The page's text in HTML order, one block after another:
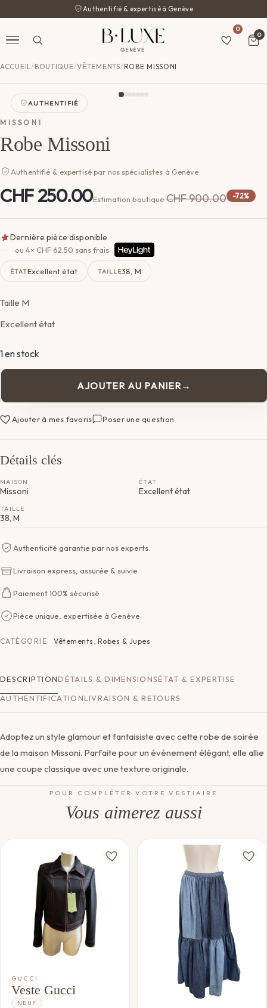
Authentifié & expertisé à Genève
0
0
ACCUEIL/ BOUTIQUE/VÊTEMENTS/ROBE MISSONI
AUTHENTIFIÉ
MISSONI
Robe Missoni
Authentifié & expertisé par nos spécialistes à Genève
CHF250.00Estimation boutique CHF900.00 -72%
Dernière pièce disponible
ou 4× CHF 62.50 sans frais
ÉTATExcellent état TAILLE38, M
Taille M
Excellent état
1 en stock
de
Robe
Missoni
AJOUTER AU PANIER
Ajouter à mes favoris Poser une question
Détails clés
MAISON
Missoni
ÉTAT
Excellent état
TAILLE
38, M
Authenticité garantie par nos experts
Livraison express, assurée & suivie
Paiement 100% sécurisé
Pièce unique, expertisée à Genève
CATÉGORIE Vêtements , Robes & Jupes
DESCRIPTIONDÉTAILS & DIMENSIONSÉTAT & EXPERTISE
AUTHENTIFICATIONLIVRAISON & RETOURS
Adoptez un style glamour et fantaisiste avec cette robe de soirée
de la maison Missoni. Parfaite pour un événement élégant, elle allie
une coupe classique avec une texture originale.
POUR COMPLÉTER VOTRE VESTIAIRE
Vous aimerez aussi
GUCCI
Veste Gucci
NEUF